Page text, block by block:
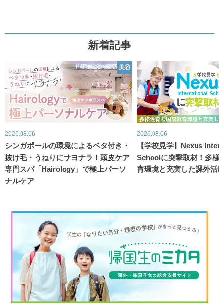
新着記事
美容
2026.08.06
シンガポールの環境によるベタ付き・
抜け毛・うねりにサヨナラ！頭皮ケア
専門スパ「Hairology」で極上パーソ
ナルケア
2026.08.06
【学校見学】Nexus
Schoolに突撃取材！多
育環境と充実した課外